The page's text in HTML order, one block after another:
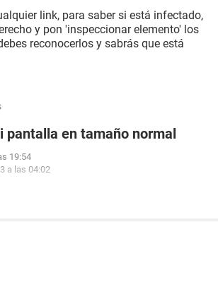
link, para saber si está infectado,
y pon 'inspeccionar elemento' los
reconocerlos y sabrás que está
pantalla en tamaño normal
19:54
a las 04:02